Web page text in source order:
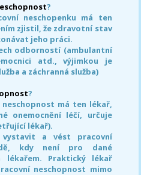
?
neschopenku má ten
zjistil, že zdravotní stav
jeho práci.
odborností (ambulantní
atd., výjimkou je
a záchranná služba)
?
má ten lékař,
onemocnění léčí, určuje
lékař).
a vést pracovní
kdy není pro dané
lékařem. Praktický lékař
neschopnost mimo